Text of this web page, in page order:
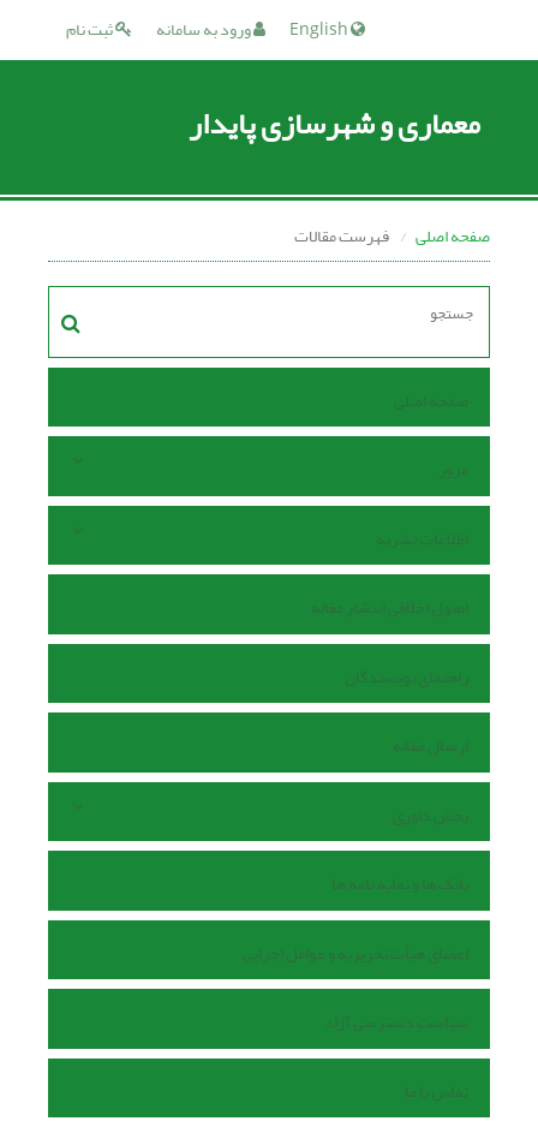
ثبت نام ورود به سامانه
معماری و شهرسازی پایدار
صفحه اصلی فهرست مقالات
صفحه اصلی
مرور
اطلاعات نشریه
اصول اخلاقی انتشار مقاله
راهنمای نویسندگان
ارسال مقاله
بخش داوری
بانک ها و نمایه نامه ها
اعضای هیأت تحریریه و عوامل اجرایی
سیاست دسترسی آزاد
تماس با ما